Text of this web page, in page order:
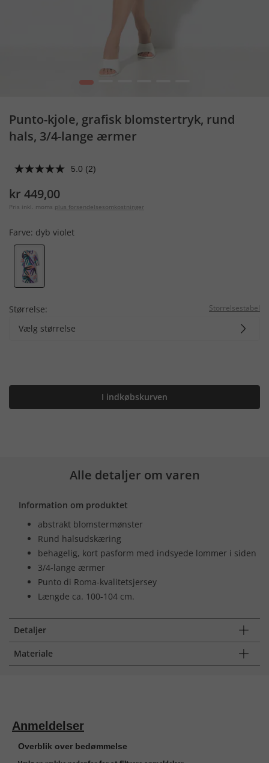
1
Punto-kjole, grafisk blomstertryk, rund
hals, 3/4-lange ærmer
5.0 (2)
kr 449,00
Pris inkl. moms plus forsendelsesomkostninger
Farve: dyb violet
Størrelse: Storrelsestabel
Vælg størrelse
I indkøbskurven
Alle detaljer om varen
Information om produktet
abstrakt blomstermønster
Rund halsudskæring
behagelig, kort pasform med indsyede lommer i siden
3/4-lange ærmer
Punto di Roma-kvalitetsjersey
Længde ca. 100-104 cm.
Detaljer
Materiale